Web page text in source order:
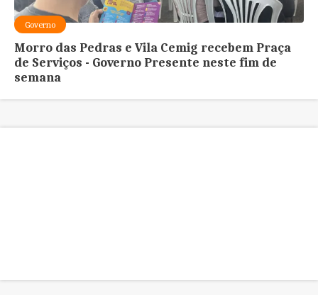
Governo
Morro das Pedras e Vila Cemig recebem Praça
de Serviços - Governo Presente neste fim de
semana